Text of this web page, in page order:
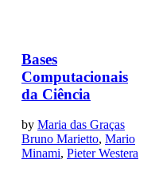
Bases
Computacionais
da Ciência
by Maria das Graças
Bruno Marietto, Mario
Minami, Pieter Westera